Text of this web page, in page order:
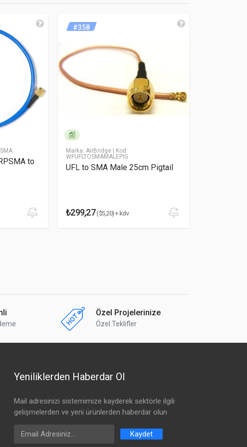
to
Marka: AirBridge
| Kod:
WFUFLTOSMAMALEPIG
#358
UFL to SMA Male 25cm Pigtail
₺299,27($5,20) + kdv
Özel Projelerinize
Özel Teklifler
Yeniliklerden Haberdar Ol
Mail adresinizi sistemimize kayderek sektörle ilgili
gelişmelerden ve yeni ürünlerden haberdar olun
Email Address
Kaydet